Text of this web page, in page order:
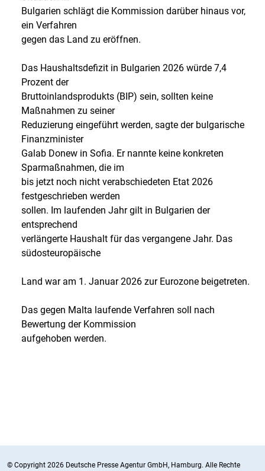
Bulgarien schlägt die Kommission darüber hinaus vor,
ein Verfahren
gegen das Land zu eröffnen.
Das Haushaltsdefizit in Bulgarien 2026 würde 7,4
Prozent der
Bruttoinlandsprodukts (BIP) sein, sollten keine
Maßnahmen zu seiner
Reduzierung eingeführt werden, sagte der bulgarische
Finanzminister
Galab Donew in Sofia. Er nannte keine konkreten
Sparmaßnahmen, die im
bis jetzt noch nicht verabschiedeten Etat 2026
festgeschrieben werden
sollen. Im laufenden Jahr gilt in Bulgarien der
entsprechend
verlängerte Haushalt für das vergangene Jahr. Das
südosteuropäische
Land war am 1. Januar 2026 zur Eurozone beigetreten.
Das gegen Malta laufende Verfahren soll nach
Bewertung der Kommission
aufgehoben werden.
© Copyright 2026 Deutsche Presse Agentur GmbH, Hamburg. Alle Rechte